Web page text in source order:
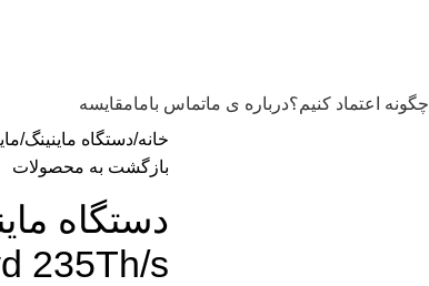
چگونه اعتماد کنیم؟درباره ی ماتماس بامامقایسه
خانه دستگاه ماینینگ
بازگشت به محصولات
235Th/s